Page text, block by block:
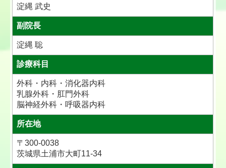
淀縄 武史
副院長
淀縄 聡
診療科目
外科・内科・消化器内科
乳腺外科・肛門外科
脳神経外科・呼吸器内科
所在地
〒300-0038
茨城県土浦市大町11-34